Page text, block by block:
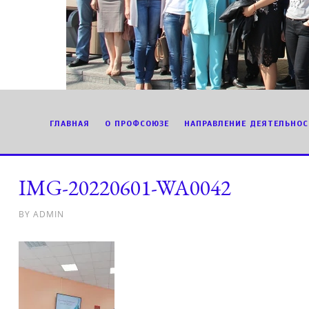
ГЛАВНАЯ О ПРОФСОЮЗЕ НАПРАВЛЕНИЕ
IMG-20220601-WA0042
BY ADMIN